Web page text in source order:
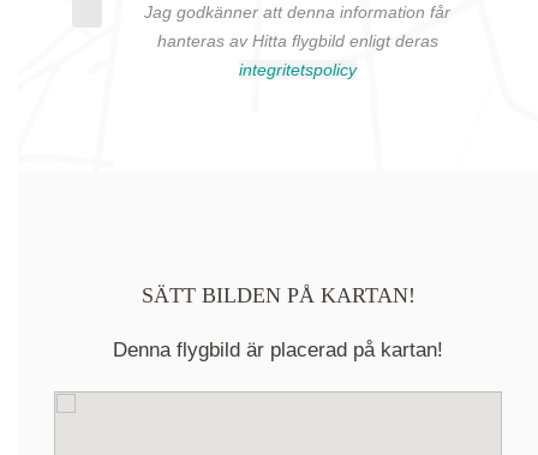
Jag godkänner att denna information får
hanteras av Hitta flygbild enligt deras
integritetspolicy
SÄTT BILDEN PÅ KARTAN!
Denna flygbild är placerad på kartan!